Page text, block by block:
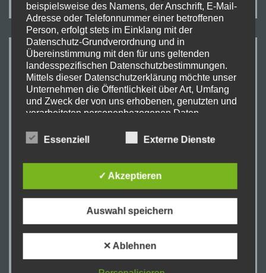
WIR HABEN ES GESCHAFFT!
Unsere vierte CD gibt es jetzt zu kaufen!
beispielsweise des Namens, der Anschrift, E-Mail-
Adresse oder Telefonnummer einer betroffenen
Person, erfolgt stets im Einklang mit der
Datenschutz-Grundverordnung und in
Übereinstimmung mit den für uns geltenden
landesspezifischen Datenschutzbestimmungen.
Mittels dieser Datenschutzerklärung möchte unser
Unternehmen die Öffentlichkeit über Art, Umfang
und Zweck der von uns erhobenen, genutzten und
verarbeiteten personenbezogenen Daten
mittels dieser Datenschutzerklärung über die ihnen
Wir haben als für die Verarbeitung Verantwortlicher
zahlreiche technische und organisatorische
Maßnahmen umgesetzt, um einen möglichst
lückenlosen Schutz der über diese Internetseite
verarbeiteten personenbezogenen Daten
sicherzustellen. Dennoch können Internetbasierte
Datenübertragungen grundsätzlich
Sicherheitslücken aufweisen, sodass ein absoluter
Schutz nicht gewährleistet werden kann. Aus
Essenziell Externe Dienste
✓ Akzeptieren
Auswahl speichern
✕ Ablehnen